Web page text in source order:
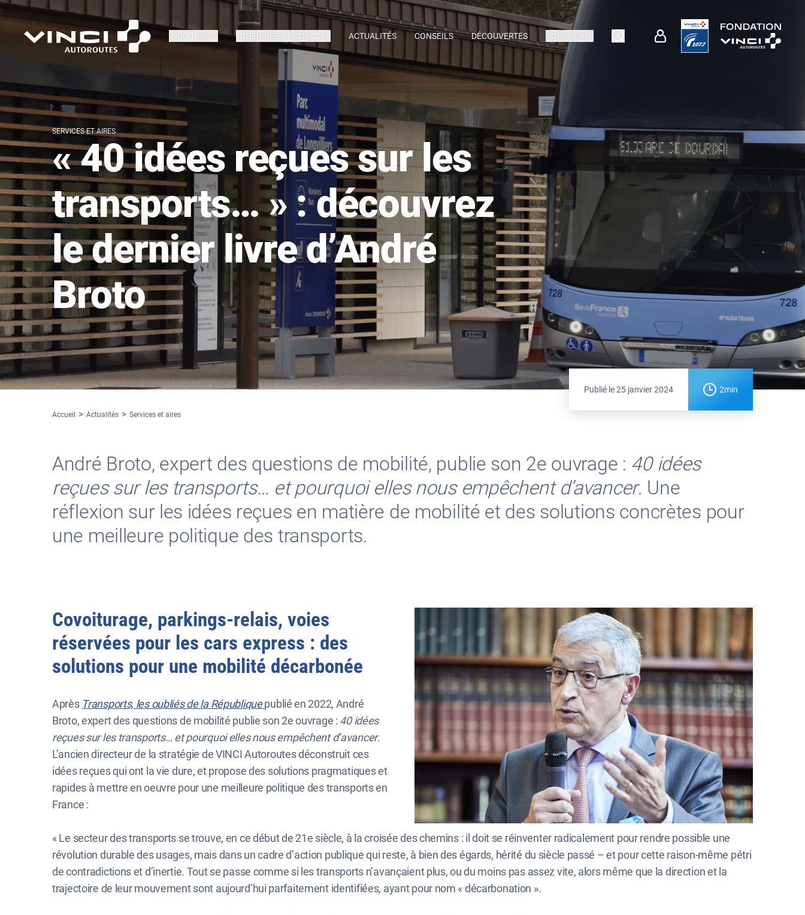
INFO TRAFIC ITINÉRAIRE ET SERVICES ACTUALITÉS CONSEILS DÉCOUVERTES CORPORATE
SERVICES ET AIRES
« 40 idées reçues sur les
transports… » : découvrez
le dernier livre d’André
Broto
Publié le25 janvier 2024 2min
Accueil Actualités Services et aires
André Broto, expert des questions de mobilité, publie son 2e ouvrage : 40 idées
reçues sur les transports… et pourquoi elles nous empêchent d’avancer. Une
réflexion sur les idées reçues en matière de mobilité et des solutions concrètes pour
une meilleure politique des transports.
Covoiturage, parkings-relais, voies
réservées pour les cars express : des
solutions pour une mobilité décarbonée
Après Transports, les oubliés de la Républiquepublié en 2022, André
Broto, expert des questions de mobilité publie son 2e ouvrage : 40 idées
reçues sur les transports… et pourquoi elles nous empêchent d’avancer.
L’ancien directeur de la stratégie de VINCI Autoroutes déconstruit ces
idées reçues qui ont la vie dure, et propose des solutions pragmatiques et
rapides à mettre en oeuvre pour une meilleure politique des transports en
France :
« Le secteur des transports se trouve, en ce début de 21e siècle, à la croisée des chemins : il doit se réinventer radicalement pour rendre possible une
révolution durable des usages, mais dans un cadre d’action publique qui reste, à bien des égards, hérité du siècle passé – et pour cette raison-même pétri
de contradictions et d’inertie. Tout se passe comme si les transports n’avançaient plus, ou du moins pas assez vite, alors même que la direction et la
trajectoire de leur mouvement sont aujourd’hui parfaitement identifiées, ayant pour nom « décarbonation ».